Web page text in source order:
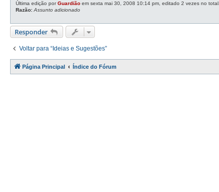
Última edição porGuardião em sexta mai 30, 2008 10:14 pm, editado 2 vezes no total.
Razão: Assunto adicionado
Responder
Voltar para “Ideias e Sugestões”
Página Principal Índice do Fórum